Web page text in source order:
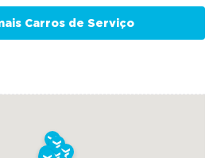
Carros de Serviço